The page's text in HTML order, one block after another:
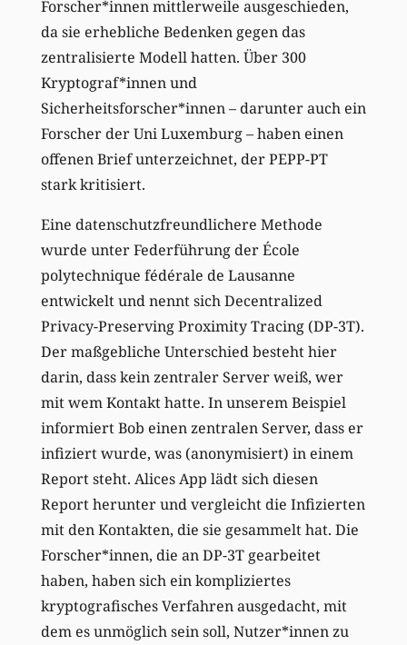
Forscher*innen mittlerweile ausgeschieden,
da sie erhebliche Bedenken gegen das
zentralisierte Modell hatten. Über 300
Kryptograf*innen und
Sicherheitsforscher*innen – darunter auch ein
Forscher der Uni Luxemburg – haben einen
offenen Brief unterzeichnet, der PEPP-PT
stark kritisiert.
Eine datenschutzfreundlichere Methode
wurde unter Federführung der École
polytechnique fédérale de Lausanne
entwickelt und nennt sich Decentralized
Privacy-Preserving Proximity Tracing (DP-3T).
Der maßgebliche Unterschied besteht hier
darin, dass kein zentraler Server weiß, wer
mit wem Kontakt hatte. In unserem Beispiel
informiert Bob einen zentralen Server, dass er
infiziert wurde, was (anonymisiert) in einem
Report steht. Alices App lädt sich diesen
Report herunter und vergleicht die Infizierten
mit den Kontakten, die sie gesammelt hat. Die
Forscher*innen, die an DP-3T gearbeitet
haben, haben sich ein kompliziertes
kryptografisches Verfahren ausgedacht, mit
dem es unmöglich sein soll, Nutzer*innen zu